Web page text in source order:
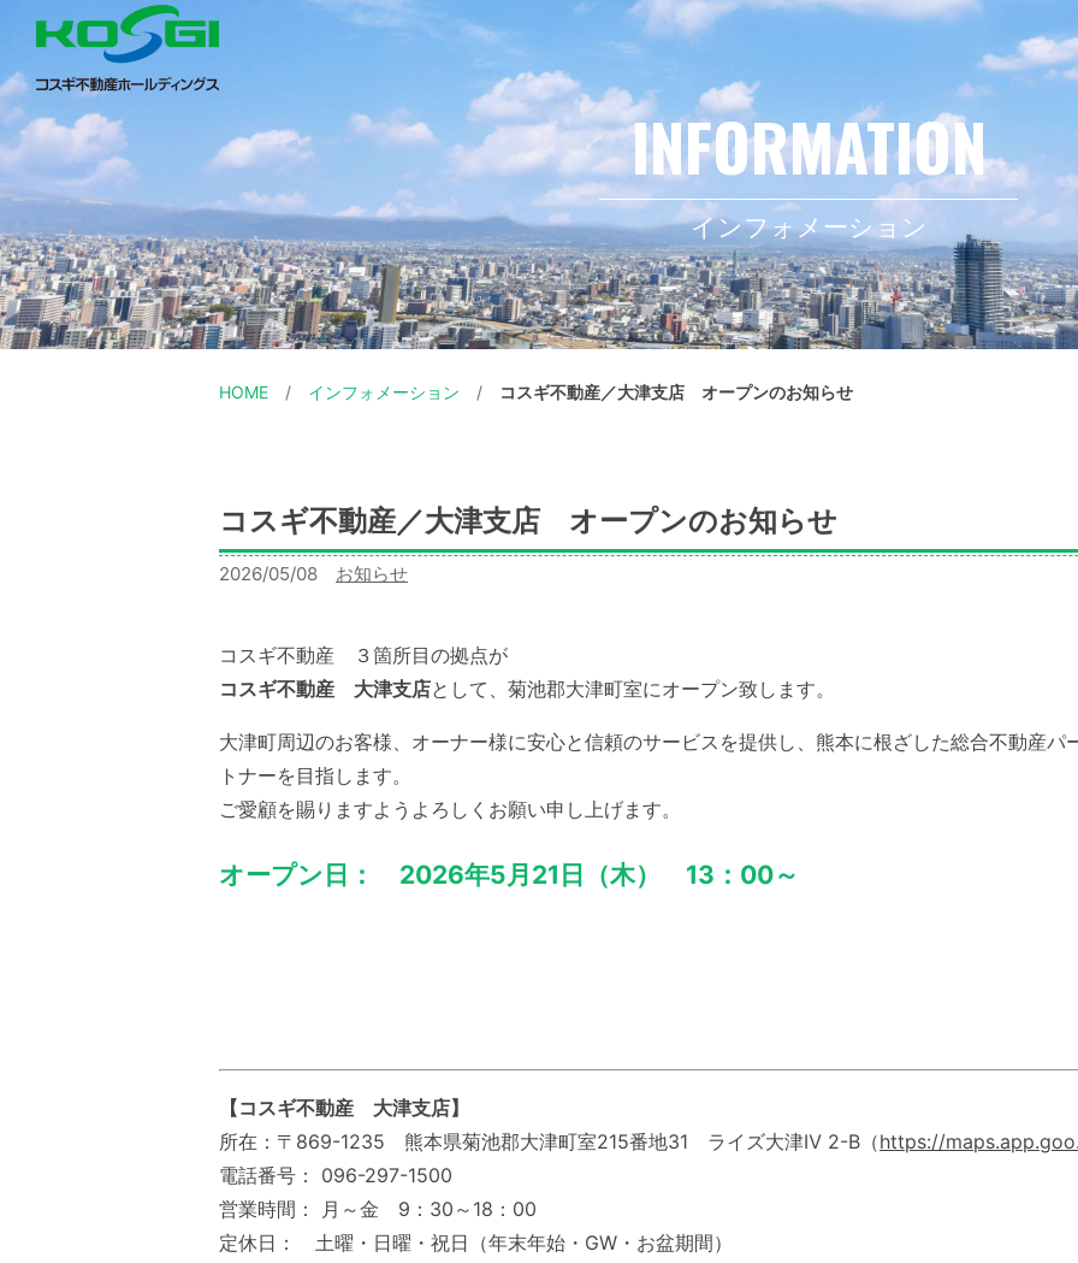
インフォメーション
HOME インフォメーション コスギ不動産／大津支店 オープンのお知らせ
コスギ不動産／大津支店 オープンのお知らせ
2026/05/08
カ
リー:
お知らせ
コスギ不動産 ３箇所目の拠点が
コスギ不動産 大津支店として、菊池郡大津町室にオープン致します。
大津町周辺のお客様、オーナー様に安心と信頼のサービスを提供し、熊本に根ざした総合不動産パ
トナーを目指します。
ご愛顧を賜りますようよろしくお願い申し上げます。
オープン日： 2026年5月21日（木） 13：00～
【コスギ不動産 大津支店】
所在：〒869-1235 熊本県菊池郡大津町室215番地31 ライズ大津Ⅳ 2-B（https://
電話番号： 096-297-1500
営業時間： 月～金 9：30～18：00
定休日： 土曜・日曜・祝日（年末年始・GW・お盆期間）